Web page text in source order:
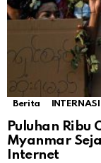
Berita
Puluhan Ribu
Myanmar
Internet